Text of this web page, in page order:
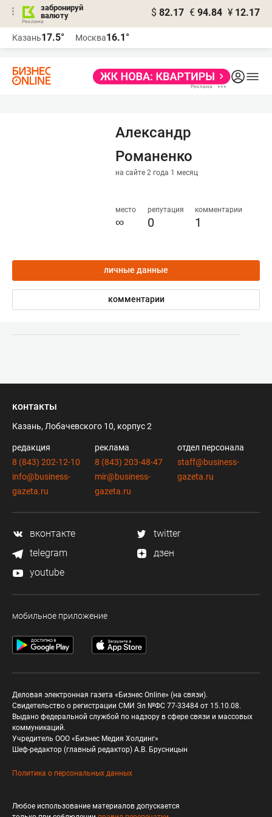
забронируй
валюту
$ 82.17 € 94.84 ¥ 12.17
Казань17.5° Москва16.1°
Александр
Романенко
на сайте 2 года 1 месяц
место
∞
репутация
0
комментарии
1
личные данные
комментарии
контакты
Казань, Лобачевского 10, корпус 2
редакция
8 (843) 202-12-10
info@business-
gazeta.ru
реклама
8 (843) 203-48-47
mir@business-
gazeta.ru
отдел персонала
staff@business-
gazeta.ru
вконтакте
twitter
telegram
дзен
youtube
мобильное приложение
Деловая электронная газета «Бизнес Online» (на связи).
Свидетельство о регистрации СМИ Эл №ФС 77-33484 от 15.10.08.
Выдано федеральной службой по надзору в сфере связи и массовых
коммуникаций.
Учредитель ООО «Бизнес Медия Холдинг»
Шеф-редактор (главный редактор) А.В. Брусницын
Политика о персональных данных
Любое использование материалов допускается